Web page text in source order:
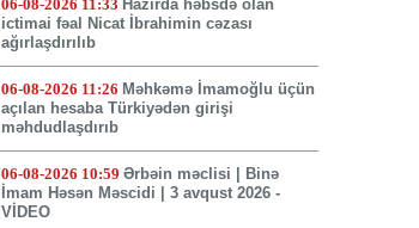
06-08-2026 11:33 Hazırda həbsdə olan
ictimai fəal Nicat İbrahimin cəzası
ağırlaşdırılıb
06-08-2026 11:26 Məhkəmə İmamoğlu üçün
açılan hesaba Türkiyədən girişi
məhdudlaşdırıb
06-08-2026 10:59 Ərbəin məclisi | Binə
İmam Həsən Məscidi | 3 avqust 2026 -
VİDEO